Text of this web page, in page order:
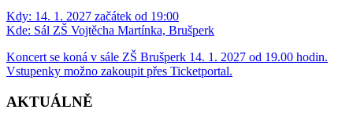
Kdy: 14. 1. 2027 začátek od 19:00
Kde: Sál ZŠ Vojtěcha Martínka, Brušperk
Koncert se koná v sále ZŠ Brušperk 14. 1. 2027 od 19.00 hodin.
Vstupenky možno zakoupit přes Ticketportal.
AKTUÁLNĚ